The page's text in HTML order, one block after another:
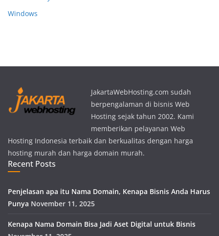
Windows
JakartaWebHosting.com sudah
berpengalaman di bisnis Web
Hosting sejak tahun 2002. Kami
memberikan pelayanan Web
Hosting Indonesia terbaik dan berkualitas dengan harga
hosting murah dan harga domain murah.
Recent Posts
Penjelasan apa itu Nama Domain, Kenapa Bisnis Anda Harus
Punya November 11, 2025
Kenapa Nama Domain Bisa Jadi Aset Digital untuk Bisnis